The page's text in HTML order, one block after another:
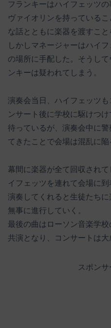
フランキーはハイフェッツ
ヴァイオリンを持っている
な話とともに楽器を渡すこと
しかしマネージャーはハイ
の場所に手配した。そうし
ンキーは疑われてしまう。
演奏会当日、ハイフェッツ
ンサート後に学校に駆けつ
待っているが、演奏会中に
てきたことで会場は混乱に陥
幕間に楽器が全て回収され
イフェッツを連れて会場に
演奏してくれると生徒たち
無事に進行していく。
最後の曲はローソン音楽学
共演となり、コンサートは大
スポンサ